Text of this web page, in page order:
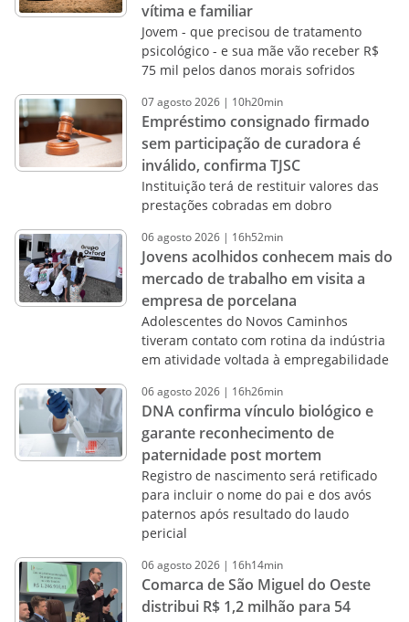
vítima e familiar
Jovem - que precisou de tratamento
psicológico - e sua mãe vão receber R$
75 mil pelos danos morais sofridos
07agosto2026 | 10h20min
Empréstimo consignado firmado
sem participação de curadora é
inválido, confirma TJSC
Instituição terá de restituir valores das
prestações cobradas em dobro
06agosto2026 | 16h52min
Jovens acolhidos conhecem mais do
mercado de trabalho em visita a
empresa de porcelana
Adolescentes do Novos Caminhos
tiveram contato com rotina da indústria
em atividade voltada à empregabilidade
06agosto2026 | 16h26min
DNA confirma vínculo biológico e
garante reconhecimento de
paternidade post mortem
Registro de nascimento será retificado
para incluir o nome do pai e dos avós
paternos após resultado do laudo
pericial
06agosto2026 | 16h14min
Comarca de São Miguel do Oeste
distribui R$ 1,2 milhão para 54